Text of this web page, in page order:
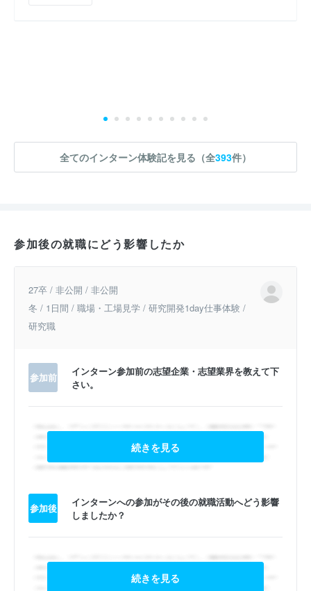
全てのインターン体験記を見る（全393件）
参加後の就職にどう影響したか
27卒 / 非公開 / 非公開
冬 / 1日間 / 職場・工場見学 / 研究開発1day仕事体験 /
研究職
参加前
インターン参加前の志望企業・志望業界を教えて下
さい。
続きを見る
参加後
インターンへの参加がその後の就職活動へどう影響
しましたか？
続きを見る